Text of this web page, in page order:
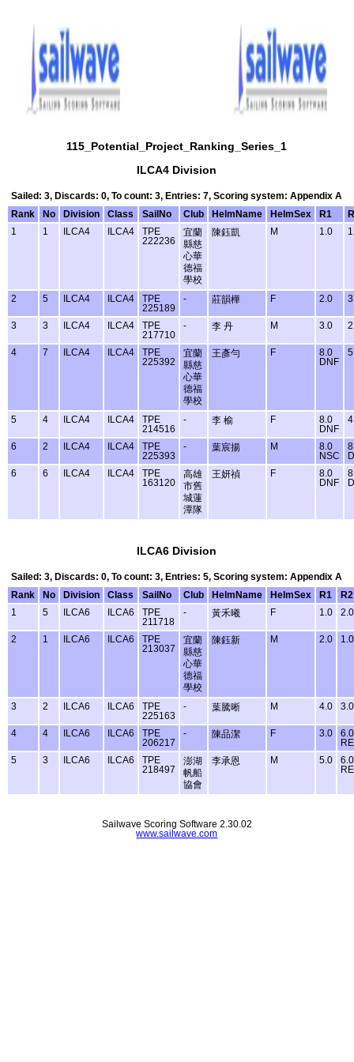
115_Potential_Project_Ranking_Series_1
ILCA4 Division
Sailed: 3, Discards: 0, To count: 3, Entries: 7, Scoring system: Appendix A
Rank
No Division Class SailNo Club HelmName HelmSex R1
1
1 ILCA4 ILCA4
TPE
222236
宜蘭
縣慈
心華
德福
學校
陳鈺凱 M 1.0
2 5 ILCA4 ILCA4
TPE
225189
- 莊韻樺 F 2.0
3 3 ILCA4 ILCA4
TPE
217710
- 李 丹 M 3.0
4 7 ILCA4 ILCA4
TPE
225392
宜蘭
縣慈
心華
德福
學校
王彥勻 F
8.0
DNF
5 4 ILCA4 ILCA4
TPE
214516
- 李 榆 F
8.0
DNF
6 2 ILCA4 ILCA4
TPE
225393
- 葉宸揚 M
8.0
NSC
6
6 ILCA4 ILCA4
TPE
163120
高雄
市舊
城蓮
潭隊
王妍禎 F
8.0
DNF
ILCA6 Division
Sailed: 3, Discards: 0, To count: 3, Entries: 5, Scoring system: Appendix A
Rank
No Division Class SailNo Club HelmName HelmSex R1
R2
1
5 ILCA6 ILCA6
TPE
211718
- 黃禾曦 F 1.0 2.0
2 1 ILCA6 ILCA6
TPE
213037
宜蘭
縣慈
心華
德福
學校
陳鈺新 M 2.0 1.0
3 2 ILCA6 ILCA6
TPE
225163
- 葉騰晰 M 4.0 3.0
4 4 ILCA6 ILCA6
TPE
206217
- 陳品潔 F 3.0
6.0
5
3 ILCA6 ILCA6
TPE
218497
澎湖
帆船
協會
李承恩 M 5.0
6.0
Sailwave Scoring Software 2.30.02
www.sailwave.com